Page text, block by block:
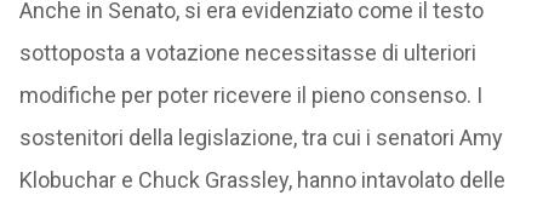
Anche in Senato, si era evidenziato come il testo
sottoposta a votazione necessitasse di ulteriori
modifiche per poter ricevere il pieno consenso. I
sostenitori della legislazione, tra cui i senatori Amy
Klobuchar e Chuck Grassley, hanno intavolato delle